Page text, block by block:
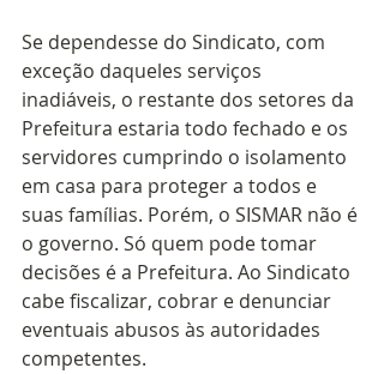
Se dependesse do Sindicato, com
exceção daqueles serviços
inadiáveis, o restante dos setores da
Prefeitura estaria todo fechado e os
servidores cumprindo o isolamento
em casa para proteger a todos e
suas famílias. Porém, o SISMAR não é
o governo. Só quem pode tomar
decisões é a Prefeitura. Ao Sindicato
cabe fiscalizar, cobrar e denunciar
eventuais abusos às autoridades
competentes.